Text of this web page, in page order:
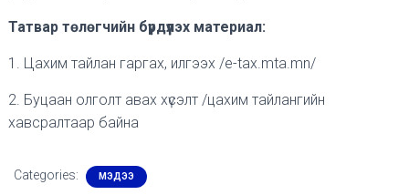
Татвар төлөгчийн бүрдүүлэх материал:
1. Цахим тайлан гаргах, илгээх /e-tax.mta.mn/
2. Буцаан олголт авах хүсэлт /цахим тайлангийн
хавсралтаар байна
Categories: МЭДЭЭ